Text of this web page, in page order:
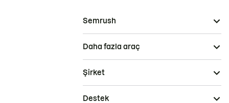
Semrush
Daha fazla araç
Şirket
Destek